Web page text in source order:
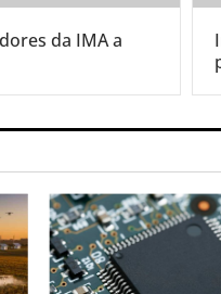
da IMA a